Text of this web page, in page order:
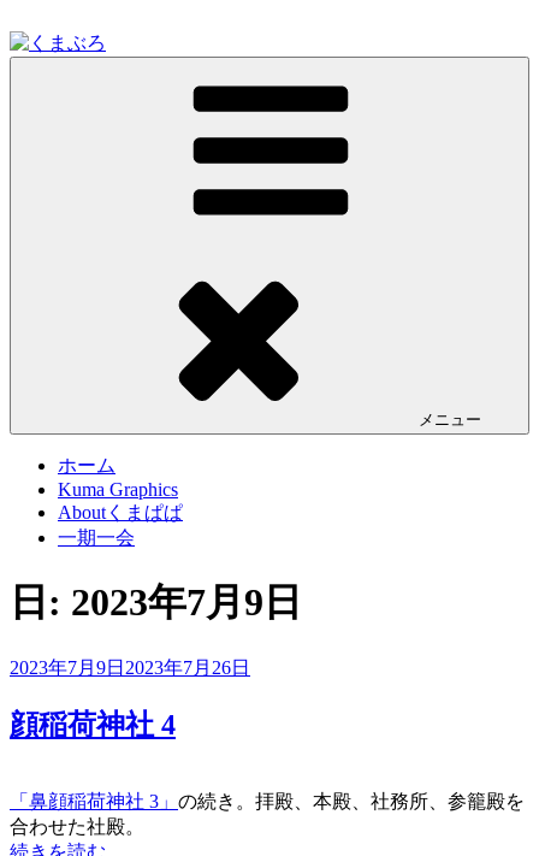
ン
くまが入る温泉じゃありません。私くまぱぱのブログという
メニュー
ホーム
Kuma Graphics
Aboutくまぱぱ
一期一会
日: 2023年7月9日
投
日:
2023年7月9日 2023年7月26日
顔稲荷神社 4
「鼻顔稲荷神社 3」 の続き。拝殿、本殿、社務所、参籠殿を
合わせた社殿。
“顔
続きを読む